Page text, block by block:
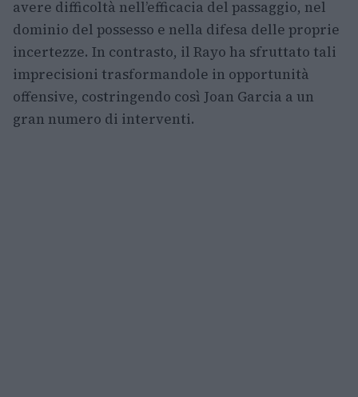
avere difficoltà nell’efficacia del passaggio, nel
dominio del possesso e nella difesa delle proprie
incertezze. In contrasto, il Rayo ha sfruttato tali
imprecisioni trasformandole in opportunità
offensive, costringendo così Joan Garcia a un
gran numero di interventi.